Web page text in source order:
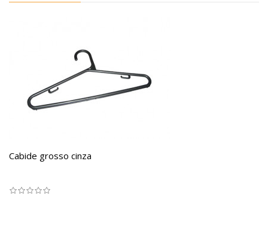
Cabide grosso cinza